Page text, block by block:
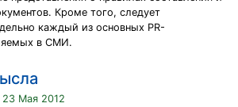
Кроме того, следует
каждый из основных PR-
в СМИ.
23 Мая 2012